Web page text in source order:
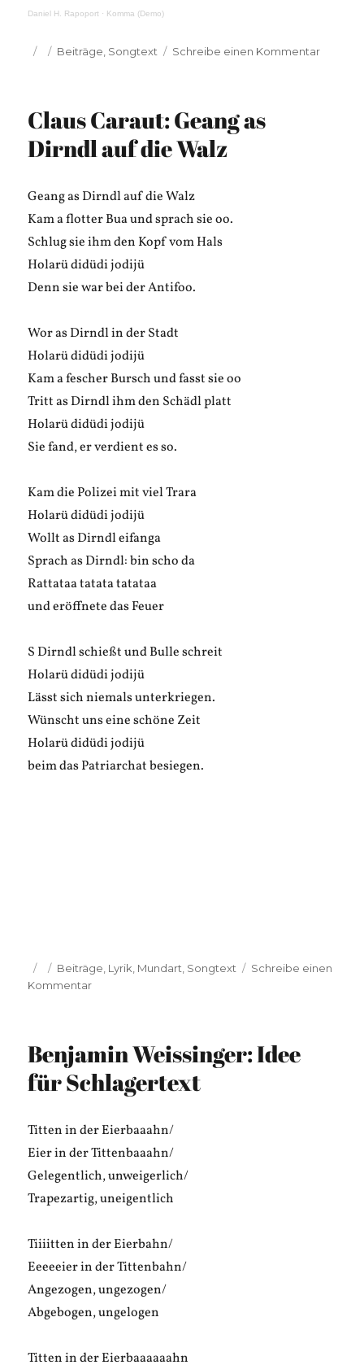
Daniel H. Rapoport · Komma (Demo)
Veröffentlicht
Kategorien
Beiträge Songtext Schreibe einen Kommentarzu
Claus Caraut: Geang as
Dirndl auf die Walz
Geang as Dirndl auf die Walz
Kam a flotter Bua und sprach sie oo.
Schlug sie ihm den Kopf vom Hals
Holarü didüdi jodijü
Denn sie war bei der Antifoo.
Wor as Dirndl in der Stadt
Holarü didüdi jodijü
Kam a fescher Bursch und fasst sie oo
Tritt as Dirndl ihm den Schädl platt
Holarü didüdi jodijü
Sie fand, er verdient es so.
Kam die Polizei mit viel Trara
Holarü didüdi jodijü
Wollt as Dirndl eifanga
Sprach as Dirndl: bin scho da
Rattataa tatata tatataa
und eröffnete das Feuer
S Dirndl schießt und Bulle schreit
Holarü didüdi jodijü
Lässt sich niemals unterkriegen.
Wünscht uns eine schöne Zeit
Holarü didüdi jodijü
beim das Patriarchat besiegen.
Veröffentlicht
am
Kategorien
Beiträge Lyrik Mundart Songtext
Schreibe einen
Kommentarzu
as
auf
Benjamin Weissinger: Idee
für Schlagertext
Titten in der Eierbaaahn/
Eier in der Tittenbaaahn/
Gelegentlich, unweigerlich/
Trapezartig, uneigentlich
Tiiiitten in der Eierbahn/
Eeeeeier in der Tittenbahn/
Angezogen, ungezogen/
Abgebogen, ungelogen
Titten in der Eierbaaaaaahn